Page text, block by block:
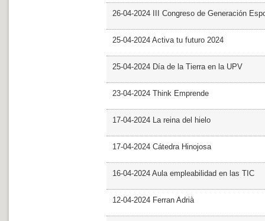
26-04-2024 III Congreso de Generación
25-04-2024 Activa tu futuro 2024
25-04-2024 Día de la Tierra en la UPV
23-04-2024 Think Emprende
17-04-2024 La reina del hielo
17-04-2024 Cátedra Hinojosa
16-04-2024 Aula empleabilidad en las TIC
12-04-2024 Ferran Adrià